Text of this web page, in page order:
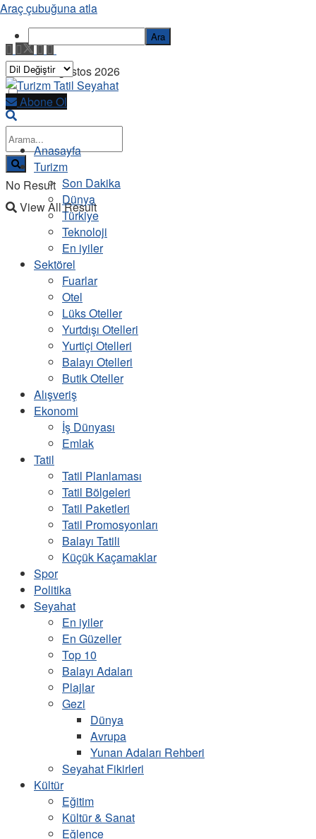
Cuma, 7 Ağustos 2026
No Result
View All Result
Abone Ol
Anasayfa
Turizm
Son Dakika
Dünya
Türkiye
Teknoloji
En iyiler
Sektörel
Fuarlar
Otel
Lüks Oteller
Yurtdışı Otelleri
Yurtiçi Otelleri
Balayı Otelleri
Butik Oteller
Alışveriş
Ekonomi
İş Dünyası
Emlak
Tatil
Tatil Planlaması
Tatil Bölgeleri
Tatil Paketleri
Tatil Promosyonları
Balayı Tatili
Küçük Kaçamaklar
Spor
Politika
Seyahat
En iyiler
En Güzeller
Top 10
Balayı Adaları
Plajlar
Gezi
Dünya
Avrupa
Yunan Adaları Rehberi
Seyahat Fikirleri
Kültür
Eğitim
Kültür & Sanat
Eğlence
Araç çubuğuna atla
Ara